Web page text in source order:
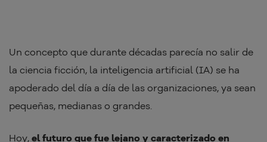
Un concepto que durante décadas parecía no salir de
la ciencia ficción, la inteligencia artificial (IA) se ha
apoderado del día a día de las organizaciones, ya sean
pequeñas, medianas o grandes.
Hoy, el futuro que fue lejano y caracterizado en